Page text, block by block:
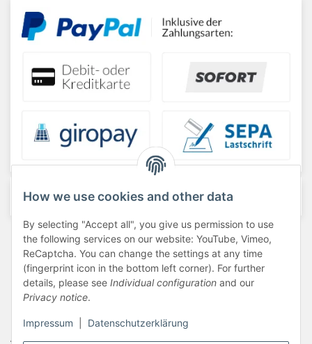
How we use cookies and other data
By selecting "Accept all", you give us permission to use
the following services on our website: YouTube, Vimeo,
ReCaptcha. You can change the settings at any time
(fingerprint icon in the bottom left corner). For further
details, please see Individual configuration and our
Privacy notice.
Impressum Datenschutzerklärung
Barrierefreiheit
Datenschutzerklärung
Haftungsausschluss
AGB